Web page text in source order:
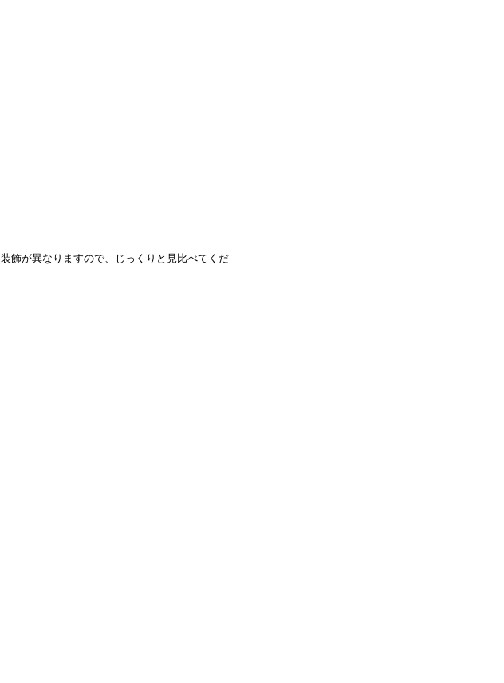
飾が異なりますので、じっくりと見比べてくだ